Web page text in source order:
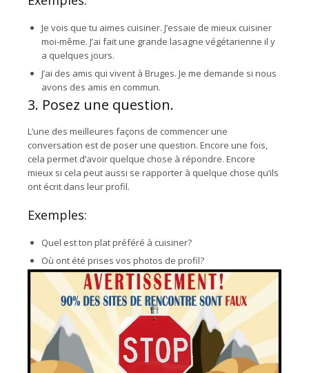
Je vois que tu aimes cuisiner. J’essaie de mieux cuisiner
moi-même. J’ai fait une grande lasagne végétarienne il y
a quelques jours.
J’ai des amis qui vivent à Bruges. Je me demande si nous
avons des amis en commun.
3. Posez une question.
L’une des meilleures façons de commencer une
conversation est de poser une question. Encore une fois,
cela permet d’avoir quelque chose à répondre. Encore
mieux si cela peut aussi se rapporter à quelque chose qu’ils
ont écrit dans leur profil.
Exemples:
Quel est ton plat préféré à cuisiner?
Où ont été prises vos photos de profil?